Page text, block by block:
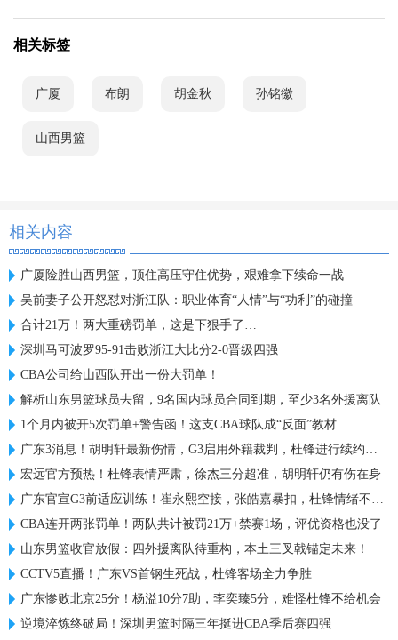
相关标签
广厦 布朗 胡金秋 孙铭徽
山西男篮
相关内容
广厦险胜山西男篮，顶住高压守住优势，艰难拿下续命一战
吴前妻子公开怒怼对浙江队：职业体育“人情”与“功利”的碰撞
合计21万！两大重磅罚单，这是下狠手了…
深圳马可波罗95-91击败浙江大比分2-0晋级四强
CBA公司给山西队开出一份大罚单！
解析山东男篮球员去留，9名国内球员合同到期，至少3名外援离队
1个月内被开5次罚单+警告函！这支CBA球队成“反面”教材
广东3消息！胡明轩最新伤情，G3启用外籍裁判，杜锋进行续约谈判
宏远官方预热！杜锋表情严肃，徐杰三分超准，胡明轩仍有伤在身
广东官宣G3前适应训练！崔永熙空接，张皓嘉暴扣，杜锋情绪不错！
CBA连开两张罚单！两队共计被罚21万+禁赛1场，评优资格也没了
山东男篮收官放假：四外援离队待重构，本土三叉戟锚定未来！
CCTV5直播！广东VS首钢生死战，杜锋客场全力争胜
广东惨败北京25分！杨溢10分7助，李奕臻5分，难怪杜锋不给机会
逆境淬炼终破局！深圳男篮时隔三年挺进CBA季后赛四强